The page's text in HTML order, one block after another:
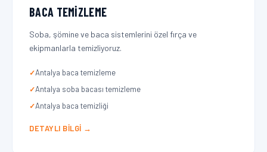
BACA TEMIZLEME
Soba, şömine ve baca sistemlerini özel fırça ve
ekipmanlarla temizliyoruz.
Antalya baca temizleme
Antalya soba bacası temizleme
Antalya baca temizliği
DETAYLI BILGI →